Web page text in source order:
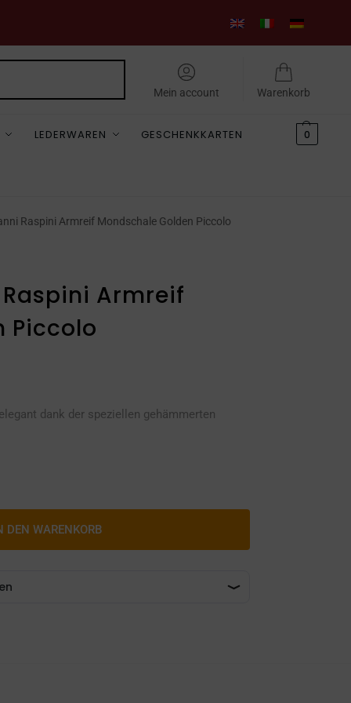
Mein account Warenkorb
LEDERWAREN GESCHENKKARTEN 0
Raspini Armreif Mondschale Golden Piccolo
Armreif
Piccolo
dank der speziellen gehämmerten
DEN WARENKORB